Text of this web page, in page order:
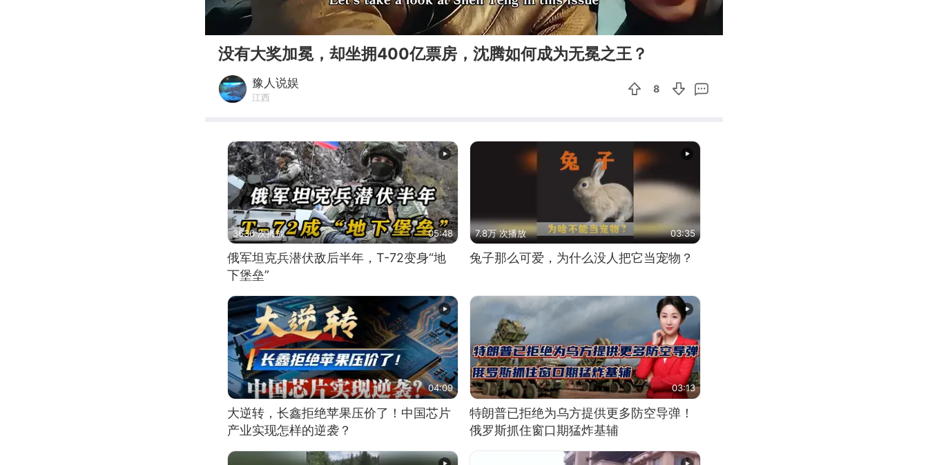
04:22
没有大奖加冕，却坐拥400亿票房，沈腾如何成为无冕之王？
豫人说娱
江西
8
3636 次播放 05:48
俄军坦克兵潜伏敌后半年，T-72变身“地
下堡垒”
7.8万 次播放 03:35
兔子那么可爱，为什么没人把它当宠物？
04:09
大逆转，长鑫拒绝苹果压价了！中国芯片
产业实现怎样的逆袭？
03:13
特朗普已拒绝为乌方提供更多防空导弹！
俄罗斯抓住窗口期猛炸基辅